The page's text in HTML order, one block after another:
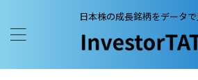
日本株の成長銘柄をデータ